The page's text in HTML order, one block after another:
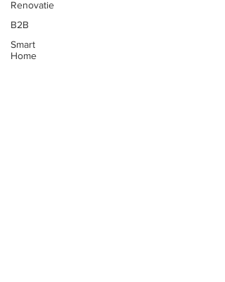
Renovatie
B2B
Smart
Home